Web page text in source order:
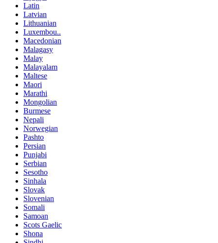
Latin
Latvian
Lithuanian
Luxembou..
Macedonian
Malagasy
Malay
Malayalam
Maltese
Maori
Marathi
Mongolian
Burmese
Nepali
Norwegian
Pashto
Persian
Punjabi
Serbian
Sesotho
Sinhala
Slovak
Slovenian
Somali
Samoan
Scots Gaelic
Shona